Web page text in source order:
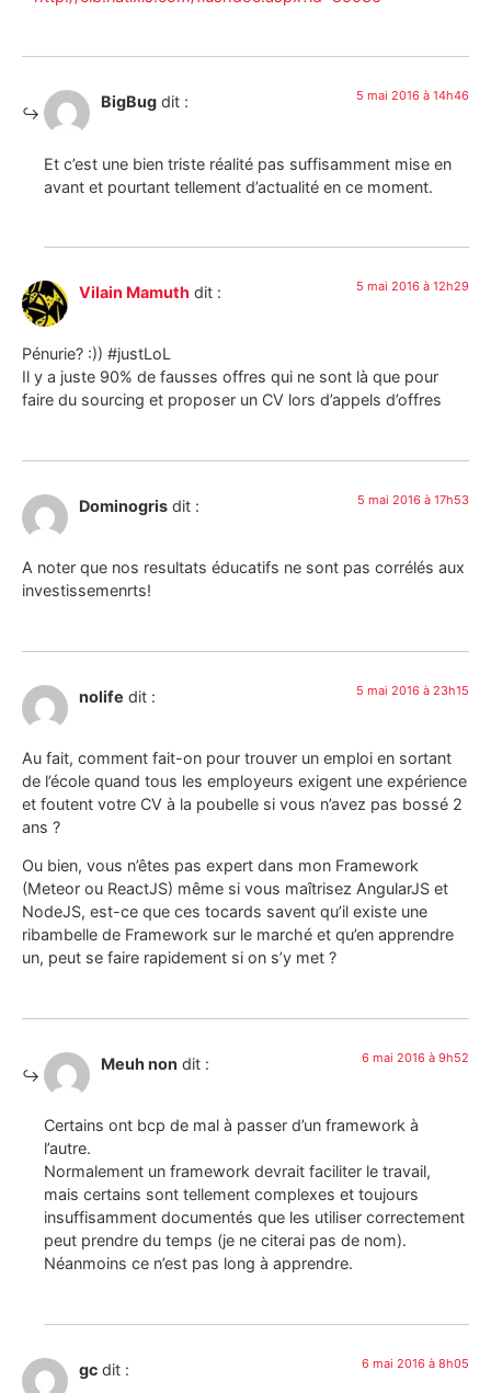
BigBug dit : 5 mai 2016 à 14h46
Et c’est une bien triste réalité pas suffisamment mise en
avant et pourtant tellement d’actualité en ce moment.
Vilain Mamuth dit : 5 mai 2016 à 12h29
Pénurie? :)) #justLoL
Il y a juste 90% de fausses offres qui ne sont là que pour
faire du sourcing et proposer un CV lors d’appels d’offres
Dominogris dit : 5 mai 2016 à 17h53
A noter que nos resultats éducatifs ne sont pas corrélés aux
investissemenrts!
nolife dit : 5 mai 2016 à 23h15
Au fait, comment fait-on pour trouver un emploi en sortant
de l’école quand tous les employeurs exigent une expérience
et foutent votre CV à la poubelle si vous n’avez pas bossé 2
ans ?
Ou bien, vous n’êtes pas expert dans mon Framework
(Meteor ou ReactJS) même si vous maîtrisez AngularJS et
NodeJS, est-ce que ces tocards savent qu’il existe une
ribambelle de Framework sur le marché et qu’en apprendre
un, peut se faire rapidement si on s’y met ?
Meuh non dit : 6 mai 2016 à 9h52
Certains ont bcp de mal à passer d’un framework à
l’autre.
Normalement un framework devrait faciliter le travail,
mais certains sont tellement complexes et toujours
insuffisamment documentés que les utiliser correctement
peut prendre du temps (je ne citerai pas de nom).
Néanmoins ce n’est pas long à apprendre.
gc dit : 6 mai 2016 à 8h05